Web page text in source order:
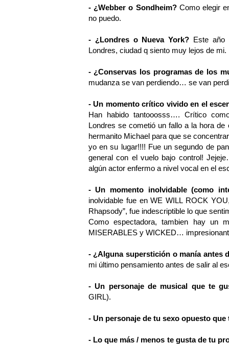
- ¿Webber o Sondheim?Como elegir
no puedo.
- ¿Londres o Nueva York? Este año
Londres, ciudad q siento muy lejos de mi.
- ¿Conservas los programas de los
mudanza se van perdiendo… se van
- Un momento crítico vivido en el
Han habido tantooosss…. Crítico
Londres se cometió un fallo a la hora
hermanito Michael para que se
yo en su lugar!!!! Fue un segundo de
general con el vuelo bajo control!
algún actor enfermo a nivel vocal en el
- Un momento inolvidable (como
inolvidable fue en WE WILL ROCK
Rhapsody”, fue indescriptible lo que
Como espectadora, tambien hay un
MISERABLES y WICKED…
- ¿Alguna superstición o manía antes
mi último pensamiento antes de salir al
- Un personaje de musical que te
GIRL).
- Un personaje de tu sexo opuesto
- Lo que más / menos te gusta de tu